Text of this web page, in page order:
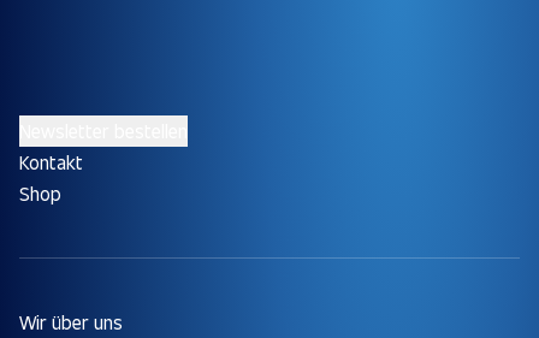
Kontakt
Shop
Wir über uns